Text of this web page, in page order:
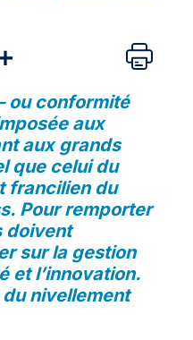
ou conformité
aux
aux grands
que celui du
francilien du
Pour remporter
doivent
sur la gestion
et l’innovation.
du nivellement